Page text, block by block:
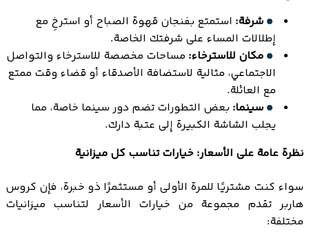
شرفة: استمتع بفنجان قهوة الصباح أو استرخِ مع
إطلالات المساء على شرفتك الخاصة.
مكان للاسترخاء: مساحات مخصصة للاسترخاء والتواصل
الاجتماعي، مثالية لاستضافة الأصدقاء أو قضاء وقت ممتع
مع العائلة.
سينما: بعض التطورات تضم دور سينما خاصة، مما
يجلب الشاشة الكبيرة إلى عتبة دارك.
نظرة عامة على الأسعار: خيارات تناسب كل ميزانية
سواء كنت مشتريًا للمرة الأولى أو مستثمرًا ذو خبرة، فإن كروس
هاربر تقدم مجموعة من خيارات الأسعار لتناسب ميزانيات
مختلفة: